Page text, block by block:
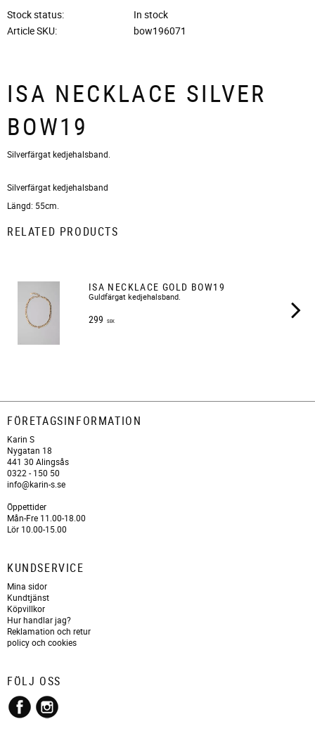
Stock status
In stock
Article SKU
bow196071
ISA NECKLACE SILVER
BOW19
Silverfärgat kedjehalsband.
Silverfärgat kedjehalsband
Längd: 55cm.
RELATED PRODUCTS
ISA NECKLACE GOLD BOW19
Guldfärgat kedjehalsband.
299 SEK
FÖRETAGSINFORMATION
Karin S
Nygatan 18
441 30 Alingsås
0322 - 150 50
info@karin-s.se
Öppettider
Mån-Fre 11.00-18.00
Lör 10.00-15.00
KUNDSERVICE
Mina sidor
Kundtjänst
Köpvillkor
Hur handlar jag?
Reklamation och retur
policy och cookies
FÖLJ OSS